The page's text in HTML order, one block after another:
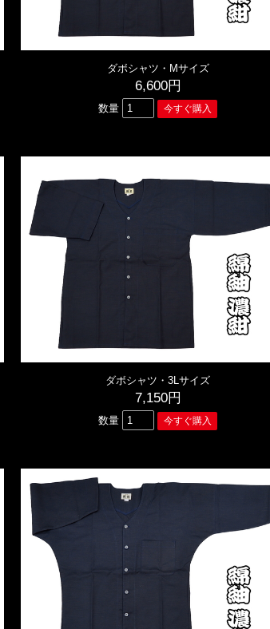
ダボシャツ・Mサイズ
6,600円
数量
ダボシャツ・3Lサイズ
7,150円
数量